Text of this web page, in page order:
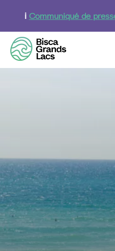
principal
ℹ️ Communiqué de